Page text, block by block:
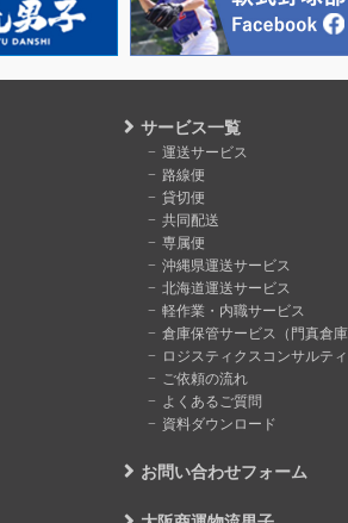
サービス一覧
運送サービス
路線便
貸切便
共同配送
専属便
沖縄県運送サービス
北海道運送サービス
軽作業・内職サービス
倉庫保管サービス（門真倉庫
ロジスティクスコンサルテ
ご依頼の流れ
よくあるご質問
資料ダウンロード
お問い合わせフォーム